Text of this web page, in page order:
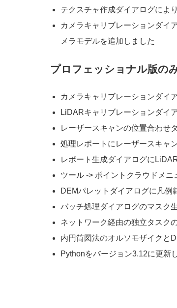
テクスチャ作成ダイアログによ
カメラキャリブレーションダイ
メラモデルを追加しました
プロフェッショナル版の
カメラキャリブレーションダイ
LiDARキャリブレーションダイ
レーザースキャンの位置合わせ
処理レポートにレーザースキャ
レポート生成ダイアログに
ツール -> ポイントクラウドメ
DEMパレットダイアログに凡例
バッチ処理ダイアログのマスク
ネットワーク経由の独立タスク
内円筒図法のオルソモザイクと
Pythonをバージョン3.12に更新